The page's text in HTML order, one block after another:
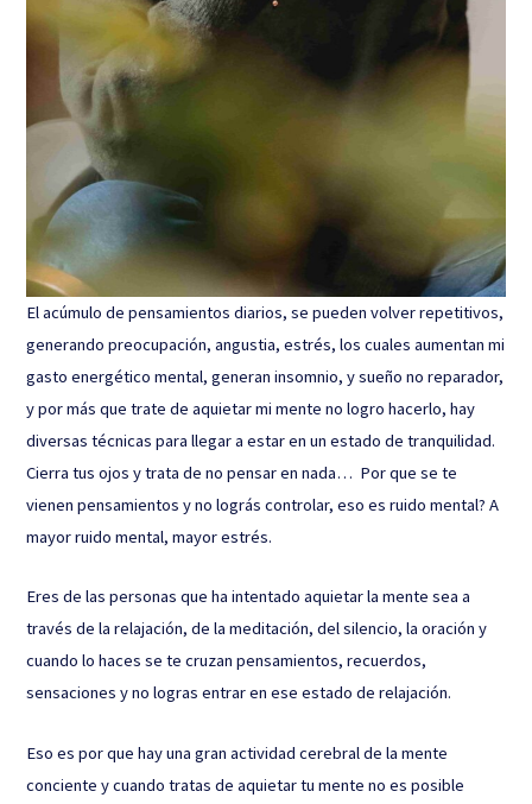
El acúmulo de pensamientos diarios, se pueden volver repetitivos,
generando preocupación, angustia, estrés, los cuales aumentan mi
gasto energético mental, generan insomnio, y sueño no reparador,
y por más que trate de aquietar mi mente no logro hacerlo, hay
diversas técnicas para llegar a estar en un estado de tranquilidad.
Cierra tus ojos y trata de no pensar en nada… Por que se te
vienen pensamientos y no lográs controlar, eso es ruido mental? A
mayor ruido mental, mayor estrés.
Eres de las personas que ha intentado aquietar la mente sea a
través de la relajación, de la meditación, del silencio, la oración y
cuando lo haces se te cruzan pensamientos, recuerdos,
sensaciones y no logras entrar en ese estado de relajación.
Eso es por que hay una gran actividad cerebral de la mente
conciente y cuando tratas de aquietar tu mente no es posible